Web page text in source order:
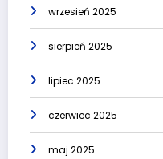
wrzesień 2025
sierpień 2025
lipiec 2025
czerwiec 2025
maj 2025